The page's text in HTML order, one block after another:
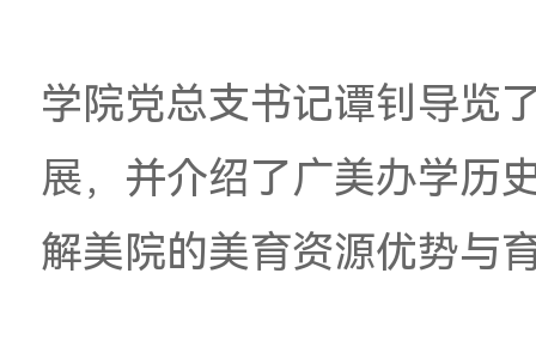
坊体验三大环节，链
建高校传统工艺美育